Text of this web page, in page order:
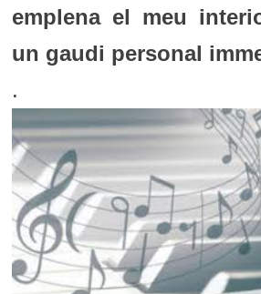
emplena el meu
un gaudi personal
.